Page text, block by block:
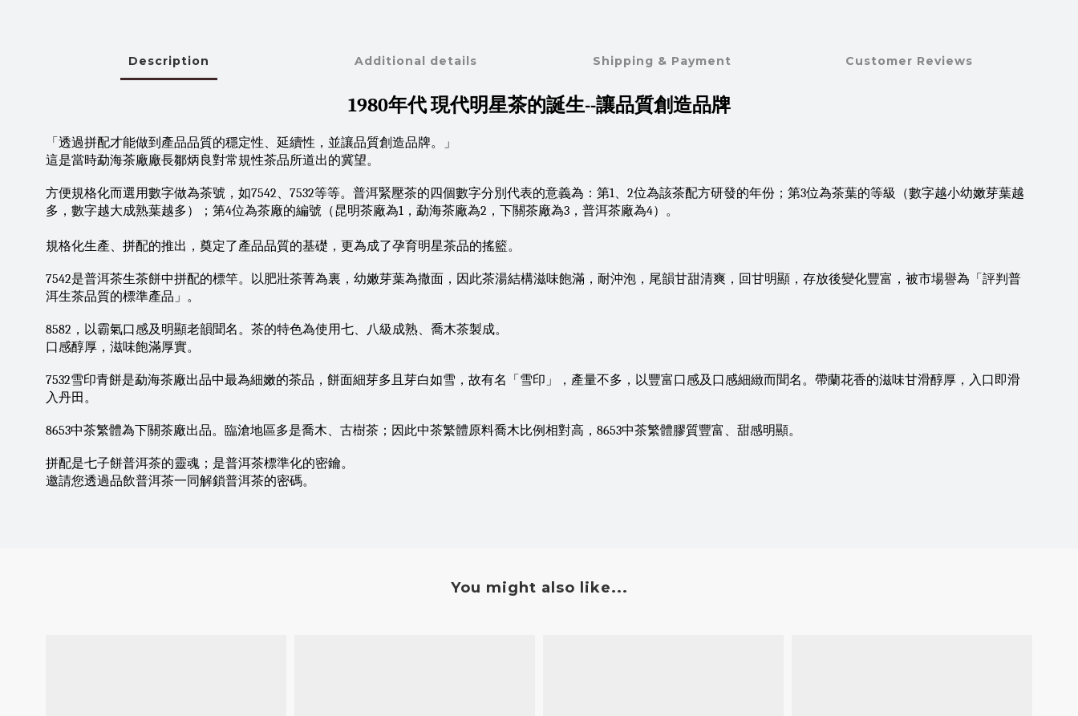
Description Additional details Shipping & Payment Customer Reviews
1980年代 現代明星茶的誕生--讓品質創造品牌
「透過拼配才能做到產品品質的穩定性、延續性，並讓品質創造品牌。」
這是當時勐海茶廠廠長鄒炳良對常規性茶品所道出的冀望。
方便規格化而選用數字做為茶號，如7542、7532等等。普洱緊壓茶的四個數字分別代表的意義為：第1、2位為該茶配方研發的年份；第3位為茶葉的等級（數字越小幼嫩芽葉越
多，數字越大成熟葉越多）；第4位為茶廠的編號（昆明茶廠為1，勐海茶廠為2，下關茶廠為3，普洱茶廠為4）。
規格化生產、拼配的推出，奠定了產品品質的基礎，更為成了孕育明星茶品的搖籃。
7542是普洱茶生茶餅中拼配的標竿。以肥壯茶菁為裏，幼嫩芽葉為撒面，因此茶湯結構滋味飽滿，耐沖泡，尾韻甘甜清爽，回甘明顯，存放後變化豐富，被市場譽為「評判普
洱生茶品質的標準產品」。
8582，以霸氣口感及明顯老韻聞名。茶的特色為使用七、八級成熟、喬木茶製成。
口感醇厚，滋味飽滿厚實。
7532雪印青餅是勐海茶廠出品中最為細嫩的茶品，餅面細芽多且芽白如雪，故有名「雪印」，產量不多，以豐富口感及口感細緻而聞名。帶蘭花香的滋味甘滑醇厚，入口即滑
入丹田。
8653中茶繁體為下關茶廠出品。臨滄地區多是喬木、古樹茶；因此中茶繁體原料喬木比例相對高，8653中茶繁體膠質豐富、甜感明顯。
拼配是七子餅普洱茶的靈魂；是普洱茶標準化的密鑰。
邀請您透過品飲普洱茶一同解鎖普洱茶的密碼。
You might also like...